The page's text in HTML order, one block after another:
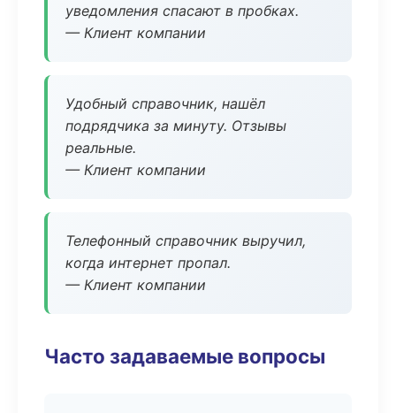
уведомления спасают в пробках.
— Клиент компании
Удобный справочник, нашёл
подрядчика за минуту. Отзывы
реальные.
— Клиент компании
Телефонный справочник выручил,
когда интернет пропал.
— Клиент компании
Часто задаваемые вопросы